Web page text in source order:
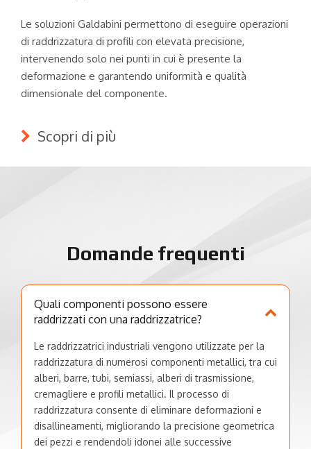
Le soluzioni Galdabini permettono di eseguire operazioni
di raddrizzatura di profili con elevata precisione,
intervenendo solo nei punti in cui è presente la
deformazione e garantendo uniformità e qualità
dimensionale del componente.
Scopri di più
Domande frequenti
Quali componenti possono essere
raddrizzati con una raddrizzatrice?
Le raddrizzatrici industriali vengono utilizzate per la
raddrizzatura di numerosi componenti metallici, tra cui
alberi, barre, tubi, semiassi, alberi di trasmissione,
cremagliere e profili metallici. Il processo di
raddrizzatura consente di eliminare deformazioni e
disallineamenti, migliorando la precisione geometrica
dei pezzi e rendendoli idonei alle successive